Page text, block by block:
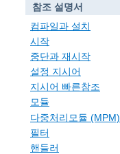
참조 설명서
컴파일과 설치
시작
중단과 재시작
설정 지시어
지시어 빠른참조
모듈
다중처리모듈 (MPM)
필터
핸들러